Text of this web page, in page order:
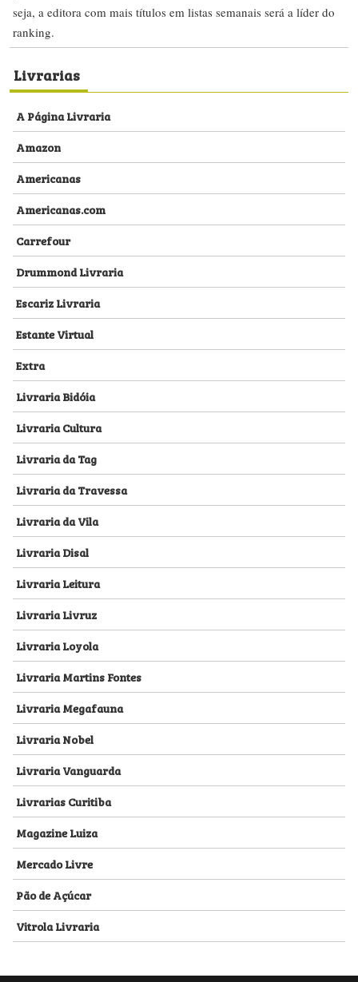
seja, a editora com mais títulos em listas semanais será a líder do
ranking.
Livrarias
A Página Livraria
Amazon
Americanas
Americanas.com
Carrefour
Drummond Livraria
Escariz Livraria
Estante Virtual
Extra
Livraria Bidóia
Livraria Cultura
Livraria da Tag
Livraria da Travessa
Livraria da Vila
Livraria Disal
Livraria Leitura
Livraria Livruz
Livraria Loyola
Livraria Martins Fontes
Livraria Megafauna
Livraria Nobel
Livraria Vanguarda
Livrarias Curitiba
Magazine Luiza
Mercado Livre
Pão de Açúcar
Vitrola Livraria